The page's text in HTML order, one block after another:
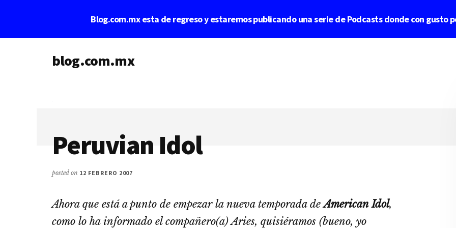
Blog.com.mx esta de regreso y estaremos publicando una serie de Podcasts donde con gusto
Additionalblog.com.mx
blogs
Peruvian Idol
posted on 12 FEBRERO 2007
Ahora que está a punto de empezar la nueva temporada deAmerican Idol,
como lo ha informado el compañero(a) Aries, quisiéramos (bueno, yo